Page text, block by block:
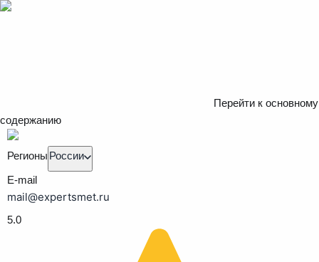
Перейти к основному
содержанию
Регионы России
E-mail
mail@expertsmet.ru
5.0